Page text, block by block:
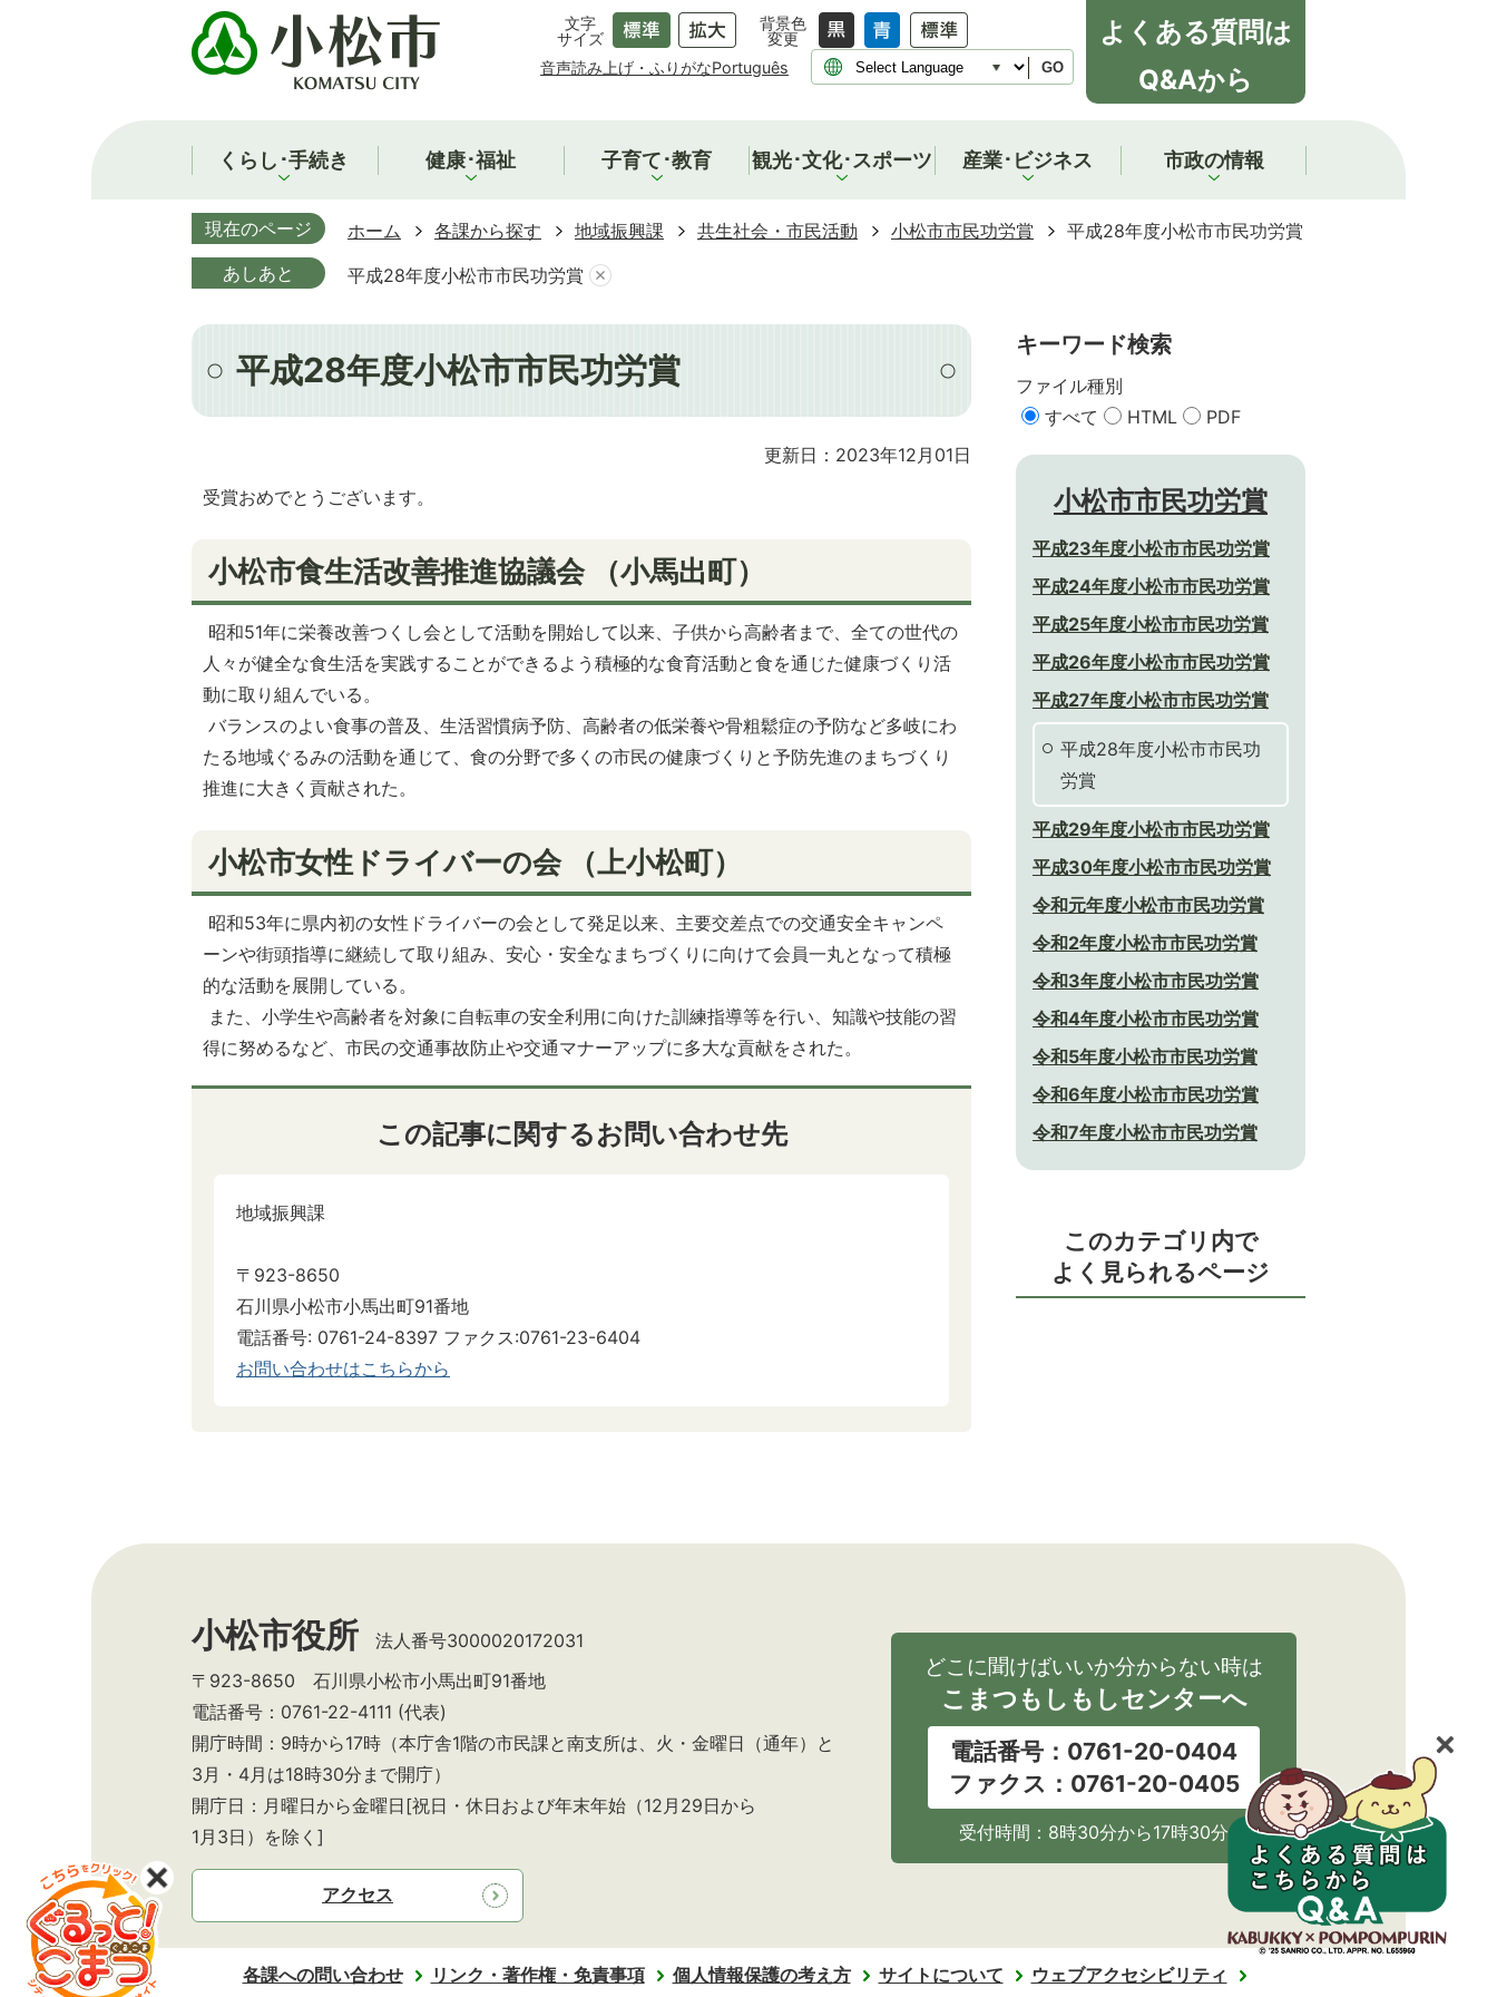
文字
サイズ
背景色
変更
音声読み上げ・ふりがなPortuguês GO
よくある質問は
Q&Aから
くらし･手続き 健康･福祉 子育て･教育 観光･文化･スポーツ 産業･ビジネス 市政の情報
現在のページ ホーム 各課から探す 地域振興課 共生社会・市民活動 小松市市民功労賞
平成28年度小松市市民功労賞
あしあと
平成28年度小松市市民功労賞
平成28年度小松市市民功労賞
更新日：2023年12月01日
受賞おめでとうございます。
小松市食生活改善推進協議会 （小馬出町）
昭和51年に栄養改善つくし会として活動を開始して以来、子供から高齢者まで、全ての世代の
人々が健全な食生活を実践することができるよう積極的な食育活動と食を通じた健康づくり活
動に取り組んでいる。
バランスのよい食事の普及、生活習慣病予防、高齢者の低栄養や骨粗鬆症の予防など多岐にわ
たる地域ぐるみの活動を通じて、食の分野で多くの市民の健康づくりと予防先進のまちづくり
推進に大きく貢献された。
小松市女性ドライバーの会 （上小松町）
昭和53年に県内初の女性ドライバーの会として発足以来、主要交差点での交通安全キャンペ
ーンや街頭指導に継続して取り組み、安心・安全なまちづくりに向けて会員一丸となって積極
的な活動を展開している。
また、小学生や高齢者を対象に自転車の安全利用に向けた訓練指導等を行い、知識や技能の習
得に努めるなど、市民の交通事故防止や交通マナーアップに多大な貢献をされた。
この記事に関するお問い合わせ先
地域振興課
〒923-8650
石川県小松市小馬出町91番地
電話番号: 0761-24-8397 ファクス:0761-23-6404
お問い合わせはこちらから
キーワード検索
ファイル種別
すべて
HTML PDF
小松市市民功労賞
平成23年度小松市市民功労賞
平成24年度小松市市民功労賞
平成25年度小松市市民功労賞
平成26年度小松市市民功労賞
平成27年度小松市市民功労賞
平成28年度小松市市民功
労賞
平成29年度小松市市民功労賞
平成30年度小松市市民功労賞
令和元年度小松市市民功労賞
令和2年度小松市市民功労賞
令和3年度小松市市民功労賞
令和4年度小松市市民功労賞
令和5年度小松市市民功労賞
令和6年度小松市市民功労賞
令和7年度小松市市民功労賞
このカテゴリ内で
よく見られるページ
小松市役所
法人番号3000020172031
〒923-8650 石川県小松市小馬出町91番地
電話番号：0761-22-4111 (代表)
開庁時間：9時から17時（本庁舎1階の市民課と南支所は、火・金曜日（通年）と
3月・4月は18時30分まで開庁）
開庁日：月曜日から金曜日[祝日・休日および年末年始（12月29日から
1月3日）を除く]
アクセス
どこに聞けばいいか分からない時は
こまつもしもしセンターへ
電話番号：0761-20-0404
ファクス：0761-20-0405
受付時間：8時30分から17時30分
各課への問い合わせ リンク・著作権・免責事項 個人情報保護の考え方 サイトについて ウェブアクセシビリティ